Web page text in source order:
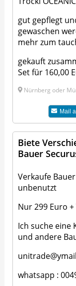
gut gepflegt
gewaschen
mehr zum
gekauft
Set für 160,00
Nürnberg oder
Mail
Biete
Bauer
Verkaufe
unbenutzt
Nur 299 Euro
Ich suche eine
und andere
whatsapp :